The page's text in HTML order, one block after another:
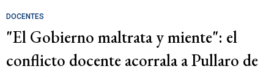
DOCENTES
"El Gobierno maltrata y miente": el
conflicto docente acorrala a Pullaro de